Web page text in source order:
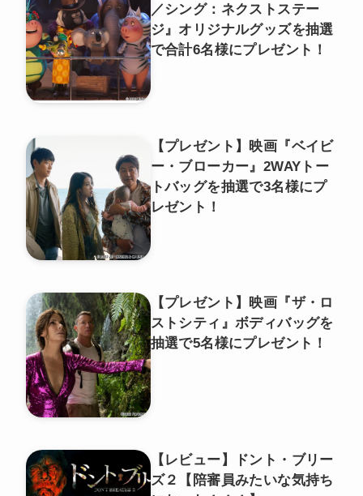
／シング：ネクストステー
ジ』オリジナルグッズを抽選
で合計6名様にプレゼント！
【プレゼント】映画『ベイビ
ー・ブローカー』2WAYトー
トバッグを抽選で3名様にプ
レゼント！
【プレゼント】映画『ザ・ロ
ストシティ』ボディバッグを
抽選で5名様にプレゼント！
【レビュー】ドント・ブリー
ズ２【陪審員みたいな気持ち